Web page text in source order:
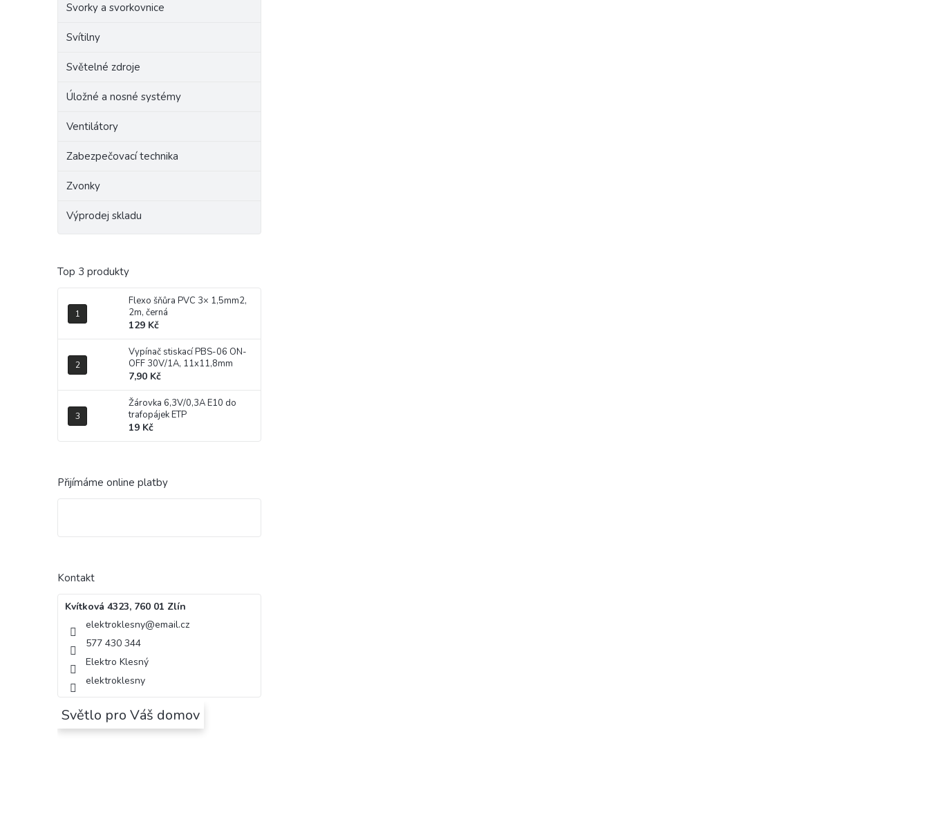
Svorky a svorkovnice
Svítilny
Světelné zdroje
Úložné a nosné systémy
Ventilátory
Zabezpečovací technika
Zvonky
Výprodej skladu
Top 3 produkty
Flexo šňůra PVC 3× 1,5mm2,
2m, černá
129 Kč
Vypínač stiskací PBS-06 ON-
OFF 30V/1A, 11x11,8mm
7,90 Kč
Žárovka 6,3V/0,3A E10 do
trafopájek ETP
19 Kč
Přijímáme online platby
Kontakt
Kvítková 4323, 760 01 Zlín
elektroklesny@email.cz
577 430 344
Elektro Klesný
elektroklesny
Světlo pro Váš domov